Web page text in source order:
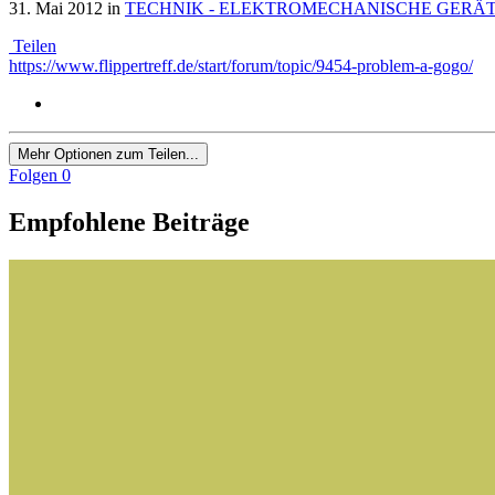
31. Mai 2012 in TECHNIK - ELEKTROMECHANISCHE
Teilen
https://www.flippertreff.de/start/forum/topic/9454-problem-a-gogo/
Mehr Optionen zum Teilen...
Folgen 0
Empfohlene Beiträge